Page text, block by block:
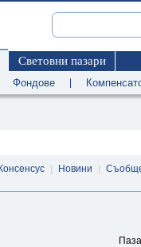
Световни пазари
Фондове
Консенсус Новини